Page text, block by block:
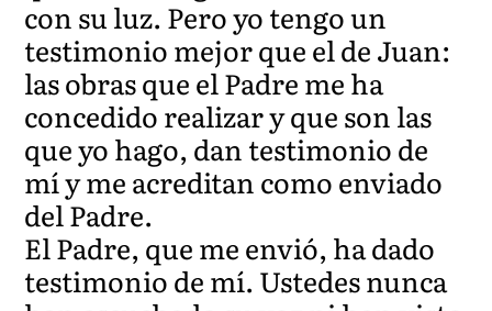
con su luz. Pero yo tengo un
testimonio mejor que el de Juan:
las obras que el Padre me ha
concedido realizar y que son las
que yo hago, dan testimonio de
mí y me acreditan como enviado
del Padre.
El Padre, que me envió, ha dado
testimonio de mí. Ustedes nunca